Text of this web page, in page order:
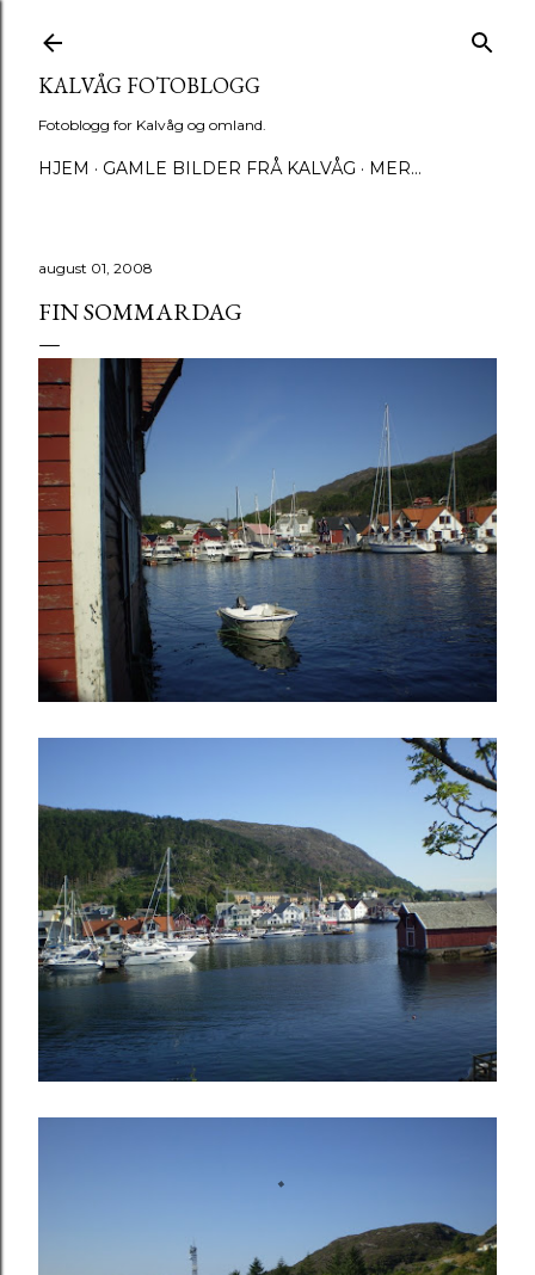
KALVÅG FOTOBLOGG
Fotoblogg for Kalvåg og omland.
HJEM GAMLE BILDER FRÅ KALVÅG MER…
august 01, 2008
FIN SOMMARDAG